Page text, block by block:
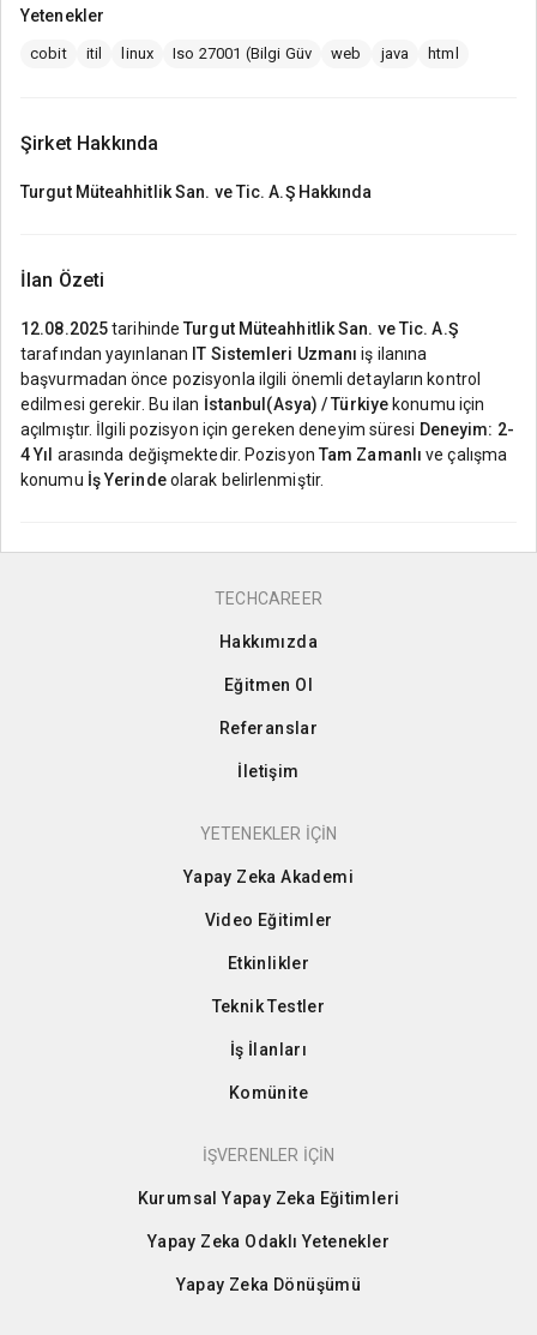
Yetenekler
cobit itil linux Iso 27001 (Bilgi Güv web java html
Şirket Hakkında
Turgut Müteahhitlik San. ve Tic. A.ŞHakkında
İlan Özeti
12.08.2025tarihindeTurgut Müteahhitlik San. ve Tic. A.Ş
tarafından yayınlanan IT Sistemleri Uzmanı iş ilanına
başvurmadan önce pozisyonla ilgili önemli detayların kontrol
edilmesi gerekir. Bu ilan İstanbul(Asya) / Türkiye konumu için
açılmıştır. İlgili pozisyon için gereken deneyim süresi Deneyim: 2-
4 Yıl arasında değişmektedir. Pozisyon Tam Zamanlı ve çalışma
konumu İş Yerindeolarak belirlenmiştir.
TECHCAREER
Hakkımızda
Eğitmen Ol
Referanslar
İletişim
YETENEKLER İÇİN
Yapay Zeka Akademi
Video Eğitimler
Etkinlikler
Teknik Testler
İş İlanları
Komünite
İŞVERENLER İÇİN
Kurumsal Yapay Zeka Eğitimleri
Yapay Zeka Odaklı Yetenekler
Yapay Zeka Dönüşümü